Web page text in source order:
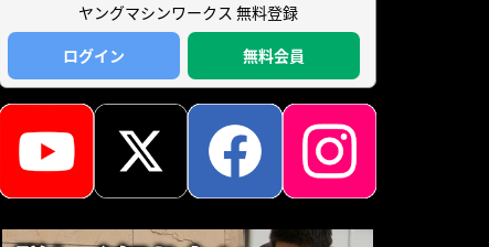
ヤングマシンワークス 無料登録
ログイン
無料会員